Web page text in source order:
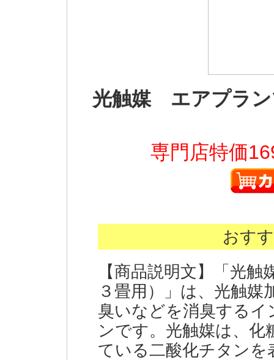
光触媒 エアプラ
専門店特価
おす
【商品説明文】「光
３畳用）」は、光触
臭いなどを消臭する
ンです。光触媒は、
ている二酸化チタンを